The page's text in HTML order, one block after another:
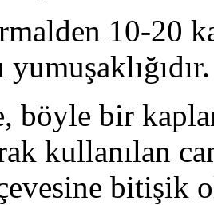
10-20
yumuşaklığıdır.
böyle bir
kullanılan
bitişik